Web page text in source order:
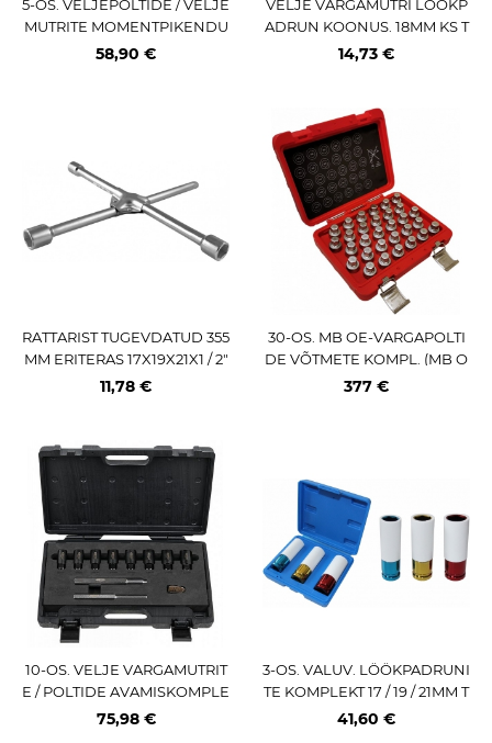
5-OS. VELJEPOLTIDE / VELJE
MUTRITE MOMENTPIKENDU
STE STARDIKOMPELKT 100-1
58,90 €
VELJE VARGAMUTRI LÖÖKP
ADRUN KOONUS. 18MM KS T
OOLS
14,73 €
RATTARIST TUGEVDATUD 355
MM ERITERAS 17X19X21X1 / 2"
JBM
11,78 €
30-OS. MB OE-VARGAPOLTI
DE VÕTMETE KOMPL. (MB O
E:301-330)
377 €
10-OS. VELJE VARGAMUTRIT
E / POLTIDE AVAMISKOMPLE
KT KS TOOLS
75,98 €
3-OS. VALUV. LÖÖKPADRUNI
TE KOMPLEKT 17 / 19 / 21MM T
RIUMF
41,60 €